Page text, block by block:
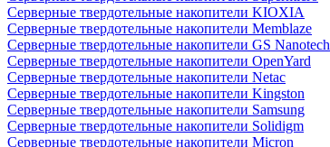
Cерверные твердотельные накопители KIOXIA
Cерверные твердотельные накопители Memblaze
Cерверные твердотельные накопители GS Nanotech
Серверные твердотельные накопители OpenYard
Серверные твердотельные накопители Netac
Cерверные твердотельные накопители Kingston
Cерверные твердотельные накопители Samsung
Cерверные твердотельные накопители Solidigm
Cерверные твердотельные накопители Micron